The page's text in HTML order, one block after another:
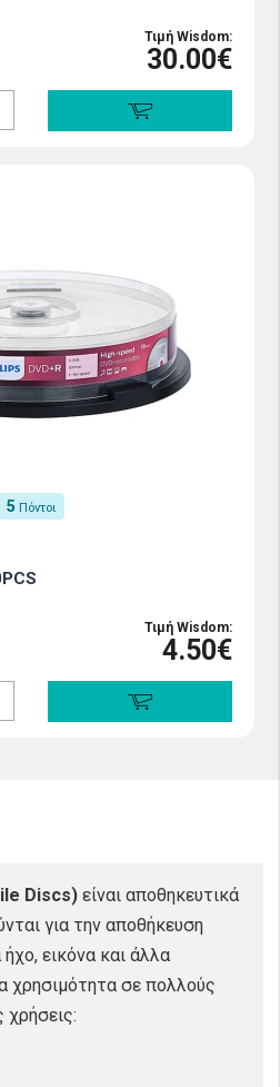
Τιμή Wisdom:
30.00€
5 Πόντοι
Τιμή Wisdom:
4.50€
Discs) είναι αποθηκευτικά
για την αποθήκευση
εικόνα και άλλα
χρησιμότητα σε πολλούς
χρήσεις: